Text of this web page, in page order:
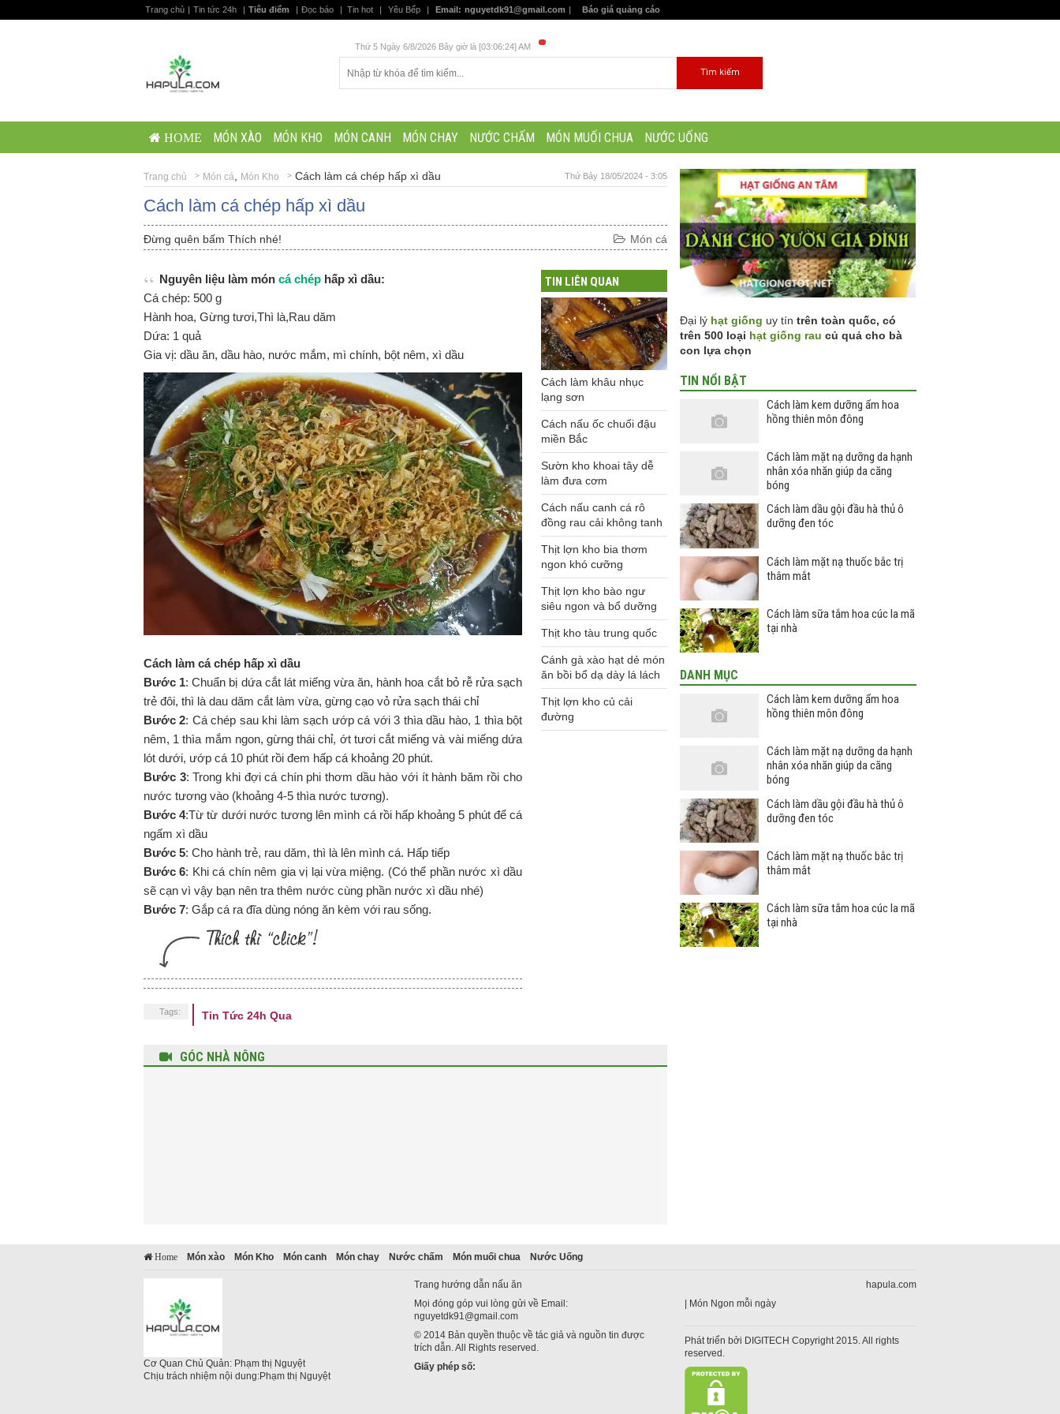
Trang chủ | Tin tức 24h | Tiêu điểm | Đọc báo | Tin hot | Yêu Bếp | Email: nguyetdk91@gmail.com | Báo giá quảng cáo
Thứ 5 Ngày 6/8/2026 Bây giờ là [03:06:24] AM
HOME MÓN XÀO MÓN KHO MÓN CANH MÓN CHAY NƯỚC CHẤM MÓN MUỐI CHUA NƯỚC UỐNG
Trang chủ Món cá Món Kho Cách làm cá chép hấp xì dầu Thứ Bảy 18/05/2024 - 3:05
Cách làm cá chép hấp xì dầu
Đừng quên bấm Thích nhé! Món cá
Nguyên liệu làm món cá chép hấp xì dầu:
Cá chép: 500 g
Hành hoa, Gừng tươi,Thì là,Rau dăm
Dứa: 1 quả
Gia vị: dầu ăn, dầu hào, nước mắm, mì chính, bột nêm, xì dầu
Cách làm cá chép hấp xì dầu
Bước 1: Chuẩn bị dứa cắt lát miếng vừa ăn, hành hoa cắt bỏ rễ rửa sạch
trẻ đôi, thì là dau dăm cắt làm vừa, gừng cạo vỏ rửa sạch thái chỉ
Bước 2: Cá chép sau khi làm sạch ướp cá với 3 thìa dầu hào, 1 thìa bột
nêm, 1 thìa mắm ngon, gừng thái chỉ, ớt tươi cắt miếng và vài miếng dứa
lót dưới, ướp cá 10 phút rồi đem hấp cá khoảng 20 phút.
Bước 3: Trong khi đợi cá chín phi thơm dầu hào với ít hành băm rồi cho
nước tương vào (khoảng 4-5 thìa nước tương).
Bước 4:Từ từ dưới nước tương lên mình cá rồi hấp khoảng 5 phút để cá
ngấm xì dầu
Bước 5: Cho hành trẻ, rau dăm, thì là lên mình cá. Hấp tiếp
Bước 6: Khi cá chín nêm gia vị lại vừa miệng. (Có thể phần nước xì dầu
sẽ cạn vì vậy bạn nên tra thêm nước cùng phần nước xì dầu nhé)
Bước 7: Gắp cá ra đĩa dùng nóng ăn kèm với rau sống.
Tags: Tin Tức 24h Qua
TIN LIÊN QUAN
Cách làm khâu nhục
lạng sơn
Cách nấu ốc chuối đậu
miền Bắc
Sườn kho khoai tây dễ
làm đưa cơm
Cách nấu canh cá rô
đồng rau cải không tanh
Thịt lợn kho bia thơm
ngon khó cưỡng
Thịt lợn kho bào ngư
siêu ngon và bổ dưỡng
Thịt kho tàu trung quốc
Cánh gà xào hạt dẻ món
ăn bồi bổ dạ dày lá lách
Thịt lợn kho củ cải
đường
GÓC NHÀ NÔNG
Đại lý hạt giống uy tín trên toàn quốc, có
trên 500 loại hạt giống rau củ quả cho bà
con lựa chọn
TIN NỔI BẬT
Cách làm kem dưỡng ẩm hoa
hồng thiên môn đông
Cách làm mặt nạ dưỡng da hạnh
nhân xóa nhăn giúp da căng
bóng
Cách làm dầu gội đầu hà thủ ô
dưỡng đen tóc
Cách làm mặt nạ thuốc bắc trị
thâm mắt
Cách làm sữa tắm hoa cúc la mã
tại nhà
DANH MỤC
Cách làm kem dưỡng ẩm hoa
hồng thiên môn đông
Cách làm mặt nạ dưỡng da hạnh
nhân xóa nhăn giúp da căng
bóng
Cách làm dầu gội đầu hà thủ ô
dưỡng đen tóc
Cách làm mặt nạ thuốc bắc trị
thâm mắt
Cách làm sữa tắm hoa cúc la mã
tại nhà
Home Món xào Món Kho Món canh Món chay Nước chấm Món muối chua Nước Uống
Cơ Quan Chủ Quản: Phạm thị Nguyệt
Chịu trách nhiệm nội dung:Phạm thị Nguyệt
Trang hướng dẫn nấu ăn
Mọi đóng góp vui lòng gửi về Email:
nguyetdk91@gmail.com
© 2014 Bản quyền thuộc về tác giả và nguồn tin được
trích dẫn. All Rights reserved.
Giấy phép số:
hapula.com
Món Ngon mỗi ngày
Phát triển bởi DIGITECH Copyright 2015. All rights
reserved.